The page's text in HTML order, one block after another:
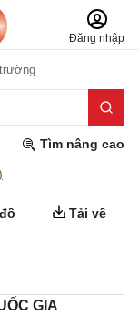
Đăng nhập
Tìm nâng cao
Tải về
GIA